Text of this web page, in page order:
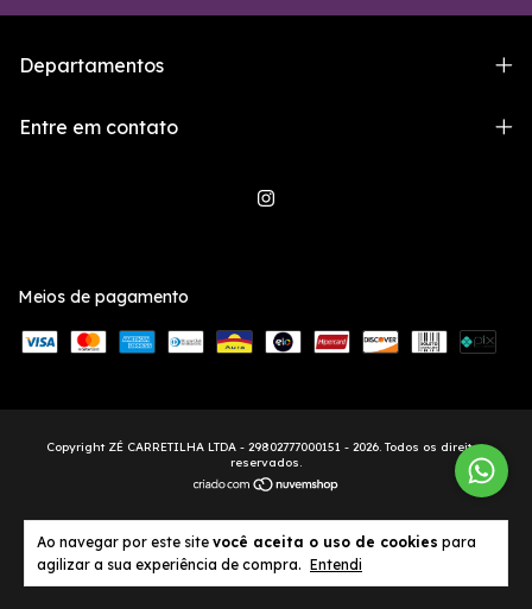
Ao navegar por este site você aceita o uso de cookies para
agilizar a sua experiência de compra. Entendi
Departamentos
Entre em contato
Meios de pagamento
Copyright ZÉ CARRETILHA LTDA - 29802777000151 - 2026. Todos os direitos
reservados.